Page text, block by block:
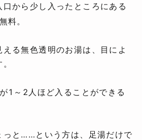
から少し入ったところにある
料。
る無色透明のお湯は、目によ
1～2人ほど入ることができる
っと……という方は、足湯だけで